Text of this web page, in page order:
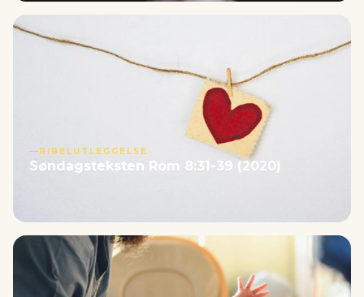
BIBELUTLEGGELSE
Søndagsteksten Rom 8:31-39 (2020)